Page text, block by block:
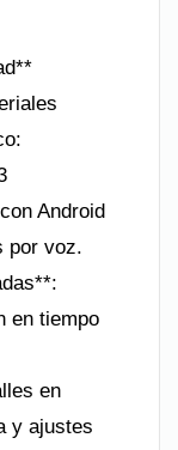
Android
por voz.
en tiempo
en
y ajustes